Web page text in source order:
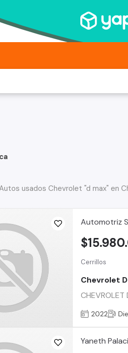
usados Chevrolet "d max" en
Automotriz
Cerrillos
Chevrolet
2022
Yaneth